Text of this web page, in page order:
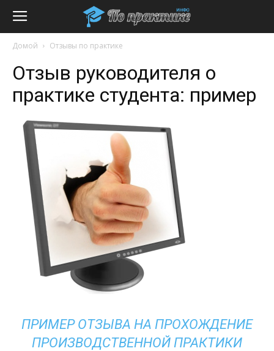
Домой Отзывы по практике
Отзыв руководителя о
практике студента: пример
ПРИМЕР ОТЗЫВА НА ПРОХОЖДЕНИЕ
ПРОИЗВОДСТВЕННОЙ ПРАКТИКИ